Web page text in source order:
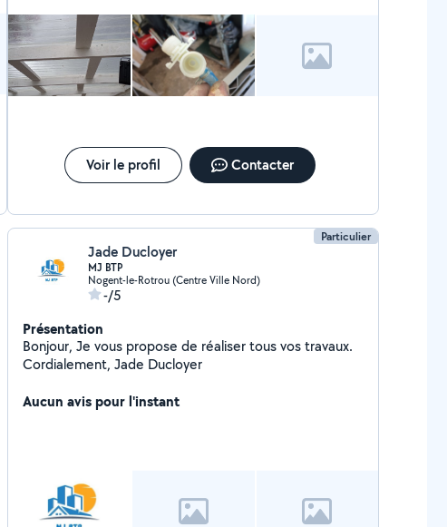
Voir le profil Contacter
Particulier
Jade Ducloyer
MJ BTP
Nogent-le-Rotrou (Centre Ville Nord)
-/5
Présentation
Bonjour, Je vous propose de réaliser tous vos travaux.
Cordialement, Jade Ducloyer
Aucun avis pour l'instant